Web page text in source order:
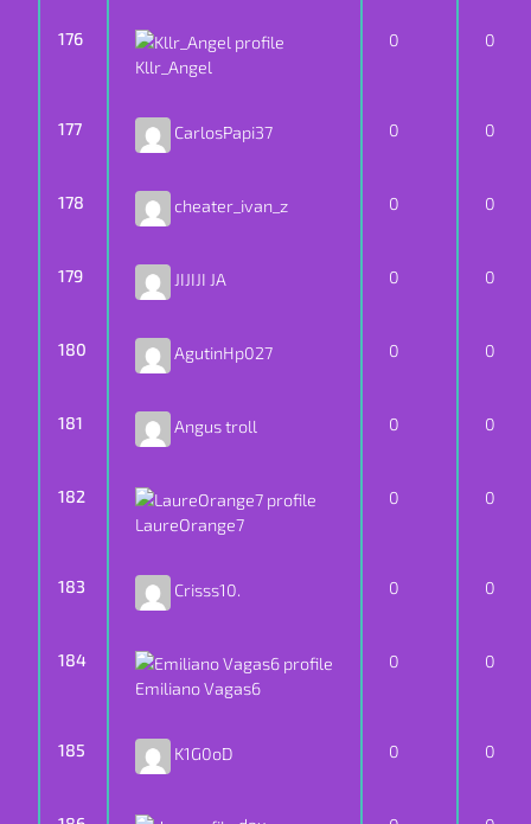
176
Kllr_Angel
0 0
177 CarlosPapi37 0 0
178 cheater_ivan_z 0 0
179 JIJIJI JA 0 0
180 AgutinHp027 0 0
181 Angus troll 0 0
182
LaureOrange7
0 0
183 Crisss10. 0 0
184
Emiliano Vagas6
0 0
185 K1G0oD 0 0